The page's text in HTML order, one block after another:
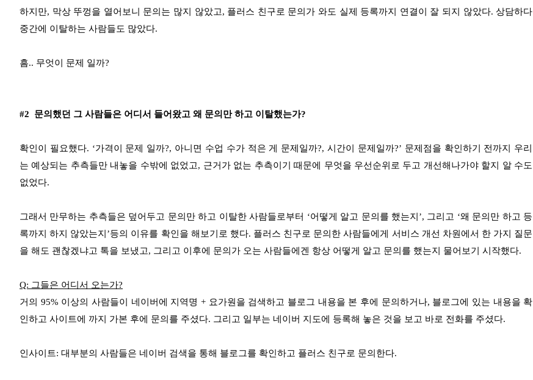
하지만, 막상 뚜껑을 열어보니 문의는 많지 않았고, 플러스 친구로 문의가 와도 실제 등록까지 연결이 잘 되지 않았다. 상담하다
중간에 이탈하는 사람들도 많았다.
흠.. 무엇이 문제 일까?
#2 문의했던 그 사람들은 어디서 들어왔고 왜 문의만 하고 이탈했는가?
확인이 필요했다. ‘가격이 문제 일까?, 아니면 수업 수가 적은 게 문제일까?, 시간이 문제일까?’ 문제점을 확인하기 전까지 우리
는 예상되는 추측들만 내놓을 수밖에 없었고, 근거가 없는 추측이기 때문에 무엇을 우선순위로 두고 개선해나가야 할지 알 수도
없었다.
그래서 만무하는 추측들은 덮어두고 문의만 하고 이탈한 사람들로부터 ‘어떻게 알고 문의를 했는지’, 그리고 ‘왜 문의만 하고 등
록까지 하지 않았는지’등의 이유를 확인을 해보기로 했다. 플러스 친구로 문의한 사람들에게 서비스 개선 차원에서 한 가지 질문
을 해도 괜찮겠냐고 톡을 보냈고, 그리고 이후에 문의가 오는 사람들에겐 항상 어떻게 알고 문의를 했는지 물어보기 시작했다.
Q: 그들은 어디서 오는가?
거의 95% 이상의 사람들이 네이버에 지역명 + 요가원을 검색하고 블로그 내용을 본 후에 문의하거나, 블로그에 있는 내용을 확
인하고 사이트에 까지 가본 후에 문의를 주셨다. 그리고 일부는 네이버 지도에 등록해 놓은 것을 보고 바로 전화를 주셨다.
인사이트: 대부분의 사람들은 네이버 검색을 통해 블로그를 확인하고 플러스 친구로 문의한다.